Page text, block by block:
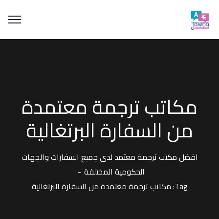
مكاتب ترجمة معتمدة
من السفارة البرتغالية
افضل مكتب ترجمة معتمد لدى جميع السفارات والجهات
الحكومية المختلفة
Tag: مكاتب ترجمة معتمدة من السفارة البرتغالية